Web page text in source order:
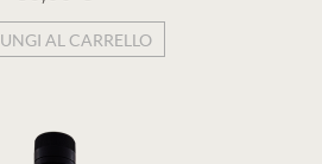
AL CARRELLO